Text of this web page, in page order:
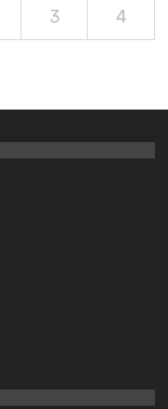
3 4